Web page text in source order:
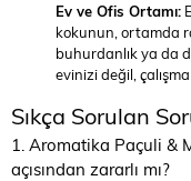
Ev ve Ofis Ortamı:
kokunun, ortamda
buhurdanlık ya da
evinizi değil, çalışma
Sıkça Sorulan
1. Aromatika Paçuli &
açısından zararlı mı?